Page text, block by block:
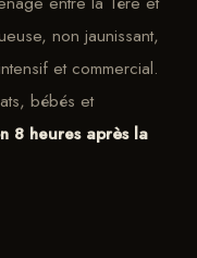
non jaunissant,
et commercial.
bébés et
8 heures après la